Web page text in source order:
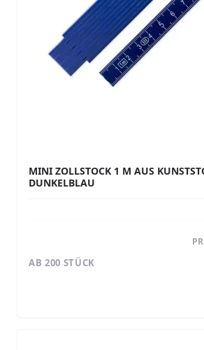
MINI ZOLLSTOCK 1 M AUS
DUNKELBLAU
AB 200 STÜCK